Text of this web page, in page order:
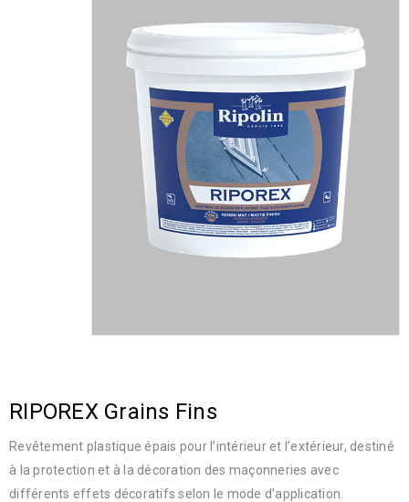
RIPOREX Grains Fins
Revêtement plastique épais pour l’intérieur et l’extérieur, destiné
à la protection et à la décoration des maçonneries avec
différents effets décoratifs selon le mode d’application.